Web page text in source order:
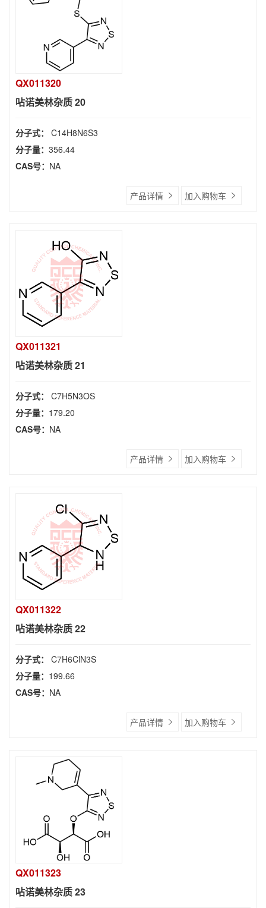
QX011320
呫诺美林杂质 20
分子式： C14H8N6S3
分子量： 356.44
CAS号： NA
产品详情 加入购物车
QX011321
呫诺美林杂质 21
分子式： C7H5N3OS
分子量： 179.20
CAS号： NA
产品详情 加入购物车
QX011322
呫诺美林杂质 22
分子式： C7H6ClN3S
分子量： 199.66
CAS号： NA
产品详情 加入购物车
QX011323
呫诺美林杂质 23